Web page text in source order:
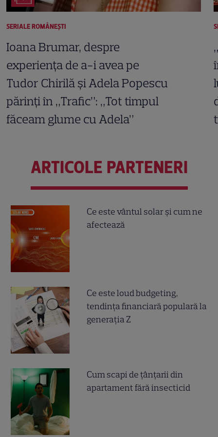
SERIALE ROMÂNEŞTI
Ioana Brumar, despre
experiența de a-i avea pe
Tudor Chirilă și Adela Popescu
părinți în „Trafic”: „Tot timpul
făceam glume cu Adela”
ARTICOLE PARTENERI
Ce este vântul solar și cum ne
afectează
Ce este loud budgeting,
tendința financiară populară la
generația Z
Cum scapi de țânțarii din
apartament fără insecticid